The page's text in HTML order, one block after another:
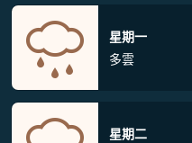
星期一
多雲
星期二